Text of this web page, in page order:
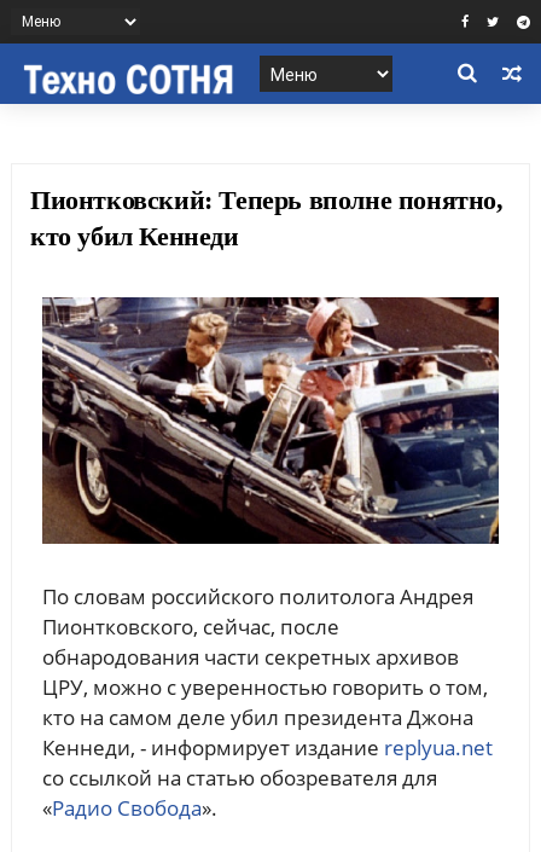
Пионтковский: Теперь вполне понятно,
кто убил Кеннеди
По словам российского политолога Андрея
Пионтковского, сейчас, после
обнародования части секретных архивов
ЦРУ, можно с уверенностью говорить о том,
кто на самом деле убил президента Джона
Кеннеди, - информирует издание replyua.net
со ссылкой на статью обозревателя для
«Радио Свобода».